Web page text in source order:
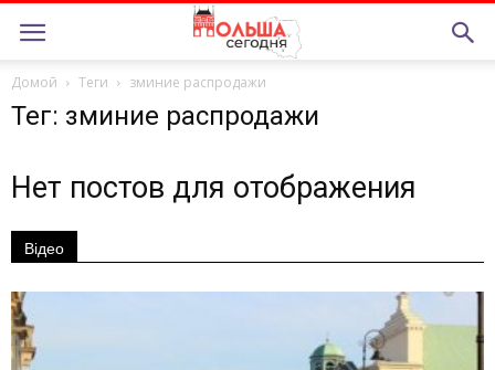
Домой Теги зминие распродажи
Тег: зминие распродажи
Нет постов для отображения
Відео